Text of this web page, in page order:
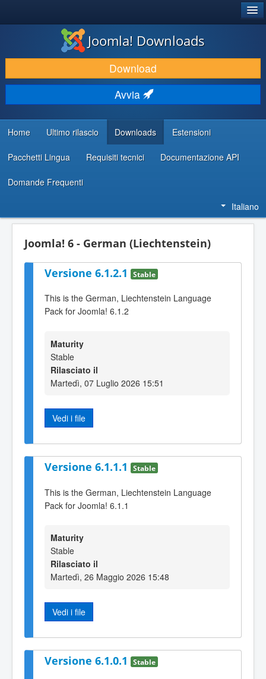
SCARICA & ESTENDI
SCOPRI & IMPARA
COMUNITÀ & SUPPORTO
RISORSE PER SVILUPPATORI
Joomla! Downloads
Download
Avvia
Home Ultimo rilascio Downloads Estensioni
Pacchetti Lingua Requisiti tecnici Documentazione API
Domande Frequenti
Italiano
Joomla! 6 - German (Liechtenstein)
Versione 6.1.2.1 Stable
This is the German, Liechtenstein Language
Pack for Joomla! 6.1.2
Maturity
Stable
Rilasciato il
Martedì, 07 Luglio 2026 15:51
Vedi i file
Versione 6.1.1.1 Stable
This is the German, Liechtenstein Language
Pack for Joomla! 6.1.1
Maturity
Stable
Rilasciato il
Martedì, 26 Maggio 2026 15:48
Vedi i file
Versione 6.1.0.1 Stable